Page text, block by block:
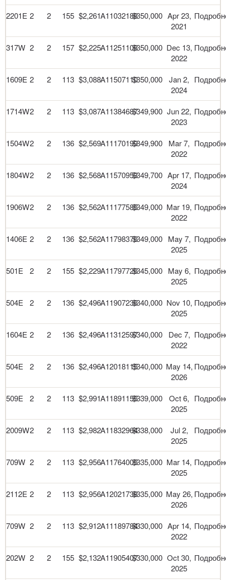
2201E 2 2 155 $2,261A11032188$350,000 Apr 23,
2021
317W 2 2 157 $2,225A11251108$350,000 Dec 13,
2022
1609E 2 2 113 $3,088A11507110$350,000
Jan 2,
2024
1714W2 2 113 $3,087A11384687$349,900 Jun 22,
2023
1504W2 2 136 $2,569A11170199$349,900
Mar 7,
2022
1804W2 2 136 $2,568A11570953$349,700 Apr 17,
2024
1906W2 2 136 $2,562A11177585$349,000 Mar 19,
2022
1406E 2 2 136 $2,562A11798376$349,000 May 7,
2025
501E 2 2 155 $2,229A11797726$345,000 May 6,
2025
504E 2 2 136 $2,496A11907236$340,000 Nov 10,
2025
1604E 2 2 136 $2,496A11312597$340,000
Dec 7,
2022
504E 2 2 136 $2,496A12018115$340,000 May 14,
2026
509E 2 2 113 $2,991A11891155$339,000
Oct 6,
2025
2009W2 2 113 $2,982A11832964$338,000
Jul 2,
2025
709W 2 2 113 $2,956A11764005$335,000 Mar 14,
2025
2112E 2 2 113 $2,956A12021738$335,000 May 26,
2026
709W 2 2 113 $2,912A11189784$330,000 Apr 14,
2022
202W 2 2 155 $2,132A11905407$330,000 Oct 30,
2025